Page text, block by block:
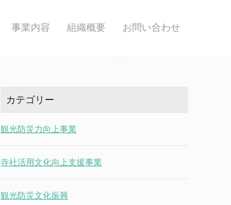
事業内容 組織概要 お問い合わせ
カテゴリー
観光防災力向上事業
寺社活用文化向上支援事業
観光防災文化振興